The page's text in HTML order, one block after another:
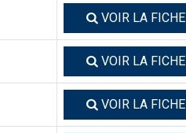
VOIR LA FICHE
VOIR LA FICHE
VOIR LA FICHE